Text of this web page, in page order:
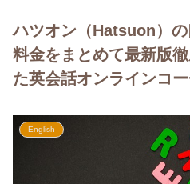
ハツオン（Hatsuon）
料金をまとめて最新版
た英会話オンラインコ
English